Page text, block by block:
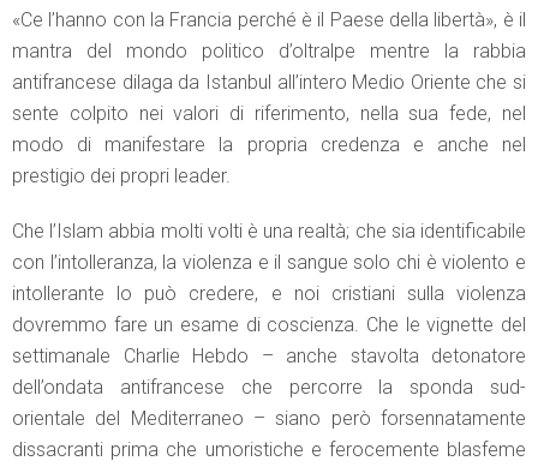
«Ce l’hanno con la Francia perché è il Paese della libertà», è il
mantra del mondo politico d’oltralpe mentre la rabbia
antifrancese dilaga da Istanbul all’intero Medio Oriente che si
sente colpito nei valori di riferimento, nella sua fede, nel
modo di manifestare la propria credenza e anche nel
prestigio dei propri leader.
Che l’Islam abbia molti volti è una realtà; che sia identificabile
con l’intolleranza, la violenza e il sangue solo chi è violento e
intollerante lo può credere, e noi cristiani sulla violenza
dovremmo fare un esame di coscienza. Che le vignette del
settimanale Charlie Hebdo – anche stavolta detonatore
dell’ondata antifrancese che percorre la sponda sud-
orientale del Mediterraneo – siano però forsennatamente
dissacranti prima che umoristiche e ferocemente blasfeme